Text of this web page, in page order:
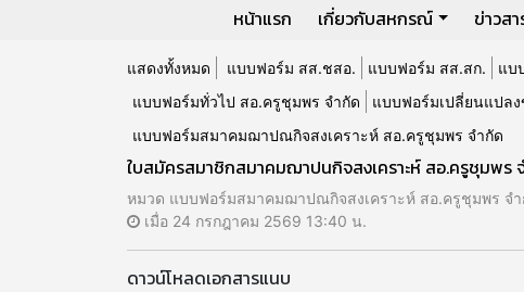
หน้าแรก เกี่ยวกับสหกรณ์ ข่าวสา
แสดงทั้งหมด แบบฟอร์ม สส.ชสอ. แบบฟอร์ม สส.สก. แบ
แบบฟอร์มทั่วไป สอ.ครูชุมพร จำกัด
แบบฟอร์มเปลี่ยนแปล
แบบฟอร์มสมาคมฌาปณกิจสงเคราะห์ สอ.ครูชุมพร จำกัด
ใบสมัครสมาชิกสมาคมฌาปนกิจสงเคราะห์ สอ.ครูชุมพร
หมวด แบบฟอร์มสมาคมฌาปณกิจสงเคราะห์ สอ.ครูชุมพร จำ
เมื่อ 24 กรกฎาคม 2569 13:40 น.
ดาวน์โหลดเอกสารแนบ